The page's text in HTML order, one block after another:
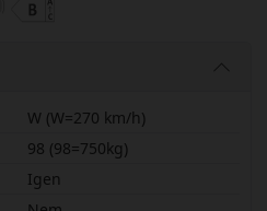
W (W=270 km/h)
98 (98=750kg)
Igen